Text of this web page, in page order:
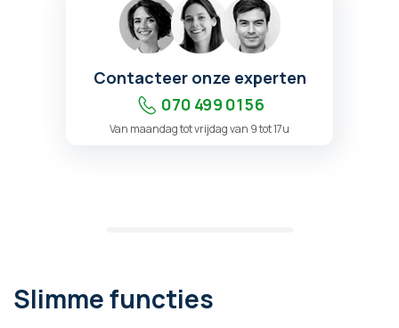
Contacteer onze experten
070 499 01 56
Van maandag tot vrijdag van 9 tot 17u
Slimme functies